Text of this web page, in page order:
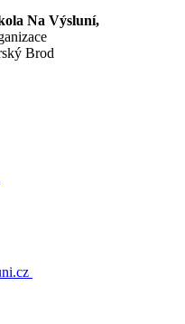
Na Výsluní,
Brod